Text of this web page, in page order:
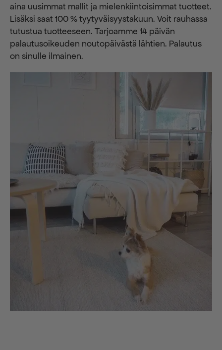
aina uusimmat mallit ja mielenkiintoisimmat tuotteet.
Lisäksi saat 100 % tyytyväisyystakuun. Voit rauhassa
tutustua tuotteeseen. Tarjoamme 14 päivän
palautusoikeuden noutopäivästä lähtien. Palautus
on sinulle ilmainen.